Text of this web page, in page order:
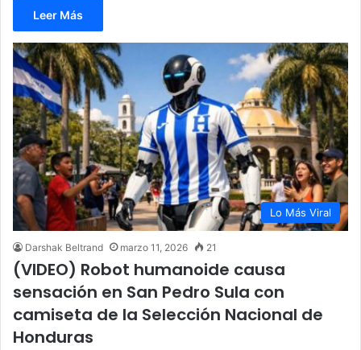
Leer Más
Lo Más Viral
Darshak Beltrand marzo 11, 2026 21
(VIDEO) Robot humanoide causa
sensación en San Pedro Sula con
camiseta de la Selección Nacional de
Honduras